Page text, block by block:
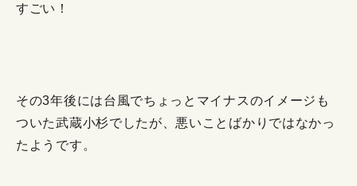
すごい！
その3年後には台風でちょっとマイナスのイメージも
ついた武蔵小杉でしたが、悪いことばかりではなかっ
たようです。